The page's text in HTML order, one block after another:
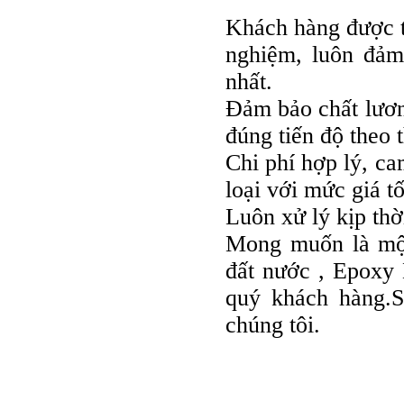
Khách hàng
nghiệm, luôn
nhất.
Đảm bảo chất
đúng tiến độ theo
Chi phí hợp lý,
loại với mức giá
Luôn xử lý kịp
Mong muốn là
đất nước , Epoxy
quý khách
chúng tôi.